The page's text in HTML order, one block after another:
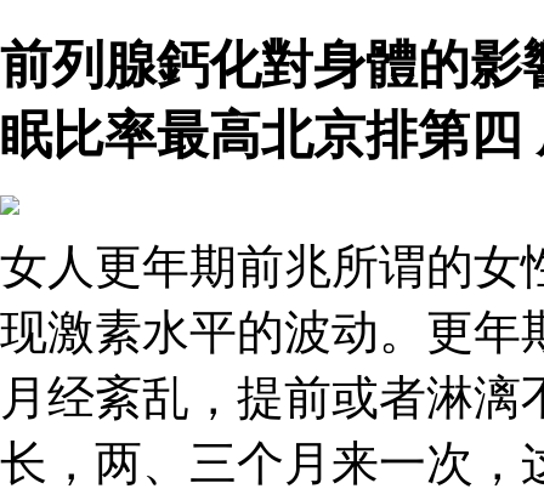
前列腺鈣化對身體的
眠比率最高北京排第四
女人更年期前兆所谓的女
现激素水平的波动。更年
月经紊乱，提前或者淋
长，两、三个月来一次，